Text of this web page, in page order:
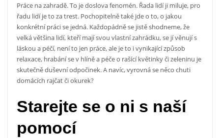
Práce na zahradě. To je doslova fenomén. Řada lidí ji miluje, pro
řadu lidí je to za trest. Pochopitelně také jde o to, o jakou
konkrétní práci se jedná. Každopádně se jistě shodneme, že
velká většina lidí, kteří mají svou vlastní zahrádku, se jí věnují s
láskou a péčí, není to jen práce, ale je to i vynikající způsob
relaxace, hrabání se v hlíně a péče o rašící květinky či zeleninu je
skutečně duševní odpočinek. A navíc, vyrovná se něco chuti
domácích rajčat či okurek?
Starejte se o ni s naší
pomocí